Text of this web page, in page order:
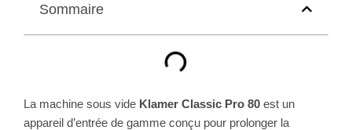
Sommaire
La machine sous vide Klamer Classic Pro 80 est un
appareil d’entrée de gamme conçu pour prolonger la